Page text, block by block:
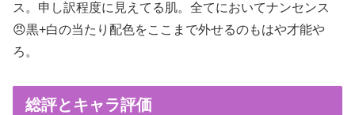
ス。申し訳程度に見えてる肌。全てにおいてナンセンス
😠黒+白の当たり配色をここまで外せるのもはや才能や
ろ。
総評とキャラ評価